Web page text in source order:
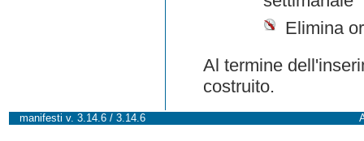
Elimina
Al termine
costruito.
manifesti v. 3.14.6 / 3.14.6